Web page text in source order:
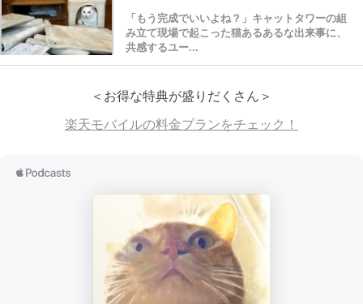
「もう完成でいいよね？」キャットタワーの組
み立て現場で起こった猫あるあるな出来事に、
共感するユー...
＜お得な特典が盛りだくさん＞
楽天モバイルの料金プランをチェック！